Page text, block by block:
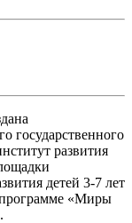
государственного
развития
детей 3-7 лет
«Миры